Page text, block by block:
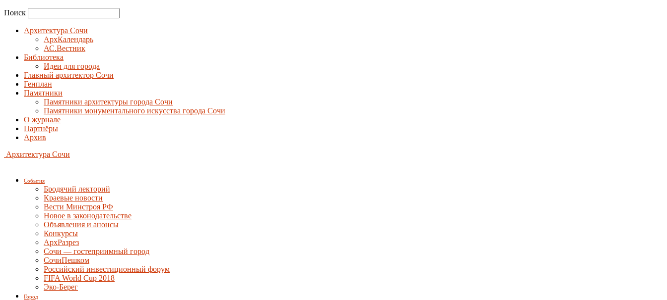
Поиск
Архитектура Сочи
АрхКалендарь
АС.Вестник
Библиотека
Идеи для города
Главный архитектор Сочи
Генплан
Памятники
Памятники архитектуры города Сочи
Памятники монументального искусства города Сочи
О журнале
Партнёры
Архив
Архитектура Сочи
События
Бродячий лекторий
Краевые новости
Вести Минстроя РФ
Новое в законодательстве
Объявления и анонсы
Конкурсы
АрхРазрез
Сочи — гостеприимный город
СочиПешком
Российский инвестиционный форум
FIFA World Cup 2018
Эко-Берег
Город